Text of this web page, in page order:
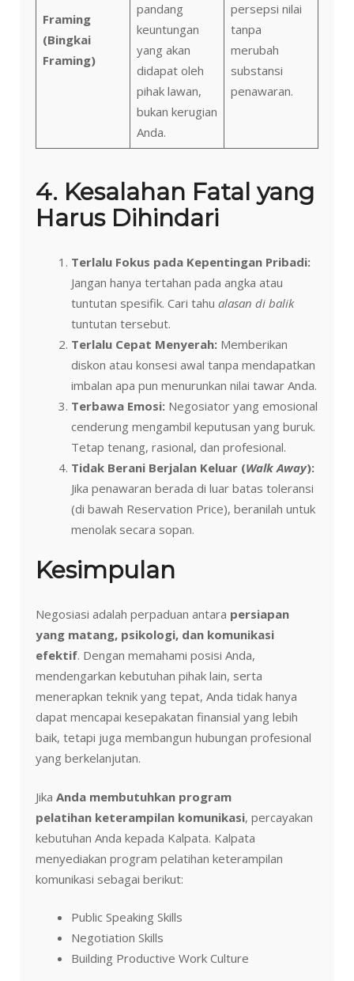
Framing
(Bingkai
Framing)
pandang
keuntungan
yang akan
didapat oleh
pihak lawan,
bukan kerugian
Anda.
persepsi nilai
tanpa
merubah
substansi
penawaran.
4. Kesalahan Fatal yang
Harus Dihindari
Terlalu Fokus pada Kepentingan Pribadi:
Jangan hanya tertahan pada angka atau
tuntutan spesifik. Cari tahu alasan di balik
tuntutan tersebut.
Terlalu Cepat Menyerah: Memberikan
diskon atau konsesi awal tanpa mendapatkan
imbalan apa pun menurunkan nilai tawar Anda.
Terbawa Emosi: Negosiator yang emosional
cenderung mengambil keputusan yang buruk.
Tetap tenang, rasional, dan profesional.
Tidak Berani Berjalan Keluar (Walk Away):
Jika penawaran berada di luar batas toleransi
(di bawah Reservation Price), beranilah untuk
menolak secara sopan.
Kesimpulan
Negosiasi adalah perpaduan antara persiapan
yang matang, psikologi, dan komunikasi
efektif. Dengan memahami posisi Anda,
mendengarkan kebutuhan pihak lain, serta
menerapkan teknik yang tepat, Anda tidak hanya
dapat mencapai kesepakatan finansial yang lebih
baik, tetapi juga membangun hubungan profesional
yang berkelanjutan.
Jika Anda membutuhkan program
pelatihan keterampilan komunikasi, percayakan
kebutuhan Anda kepada Kalpata. Kalpata
menyediakan program pelatihan keterampilan
komunikasi sebagai berikut:
Public Speaking Skills
Negotiation Skills
Building Productive Work Culture